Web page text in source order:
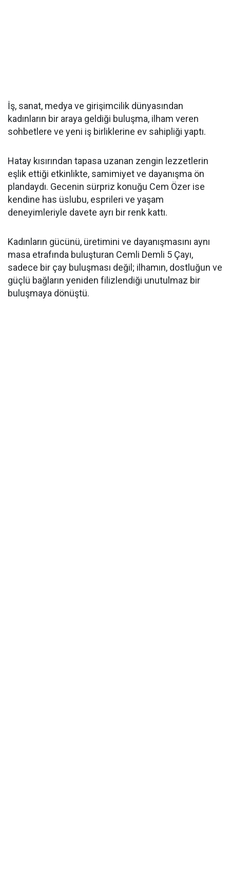
İş, sanat, medya ve girişimcilik dünyasından
kadınların bir araya geldiği buluşma, ilham veren
sohbetlere ve yeni iş birliklerine ev sahipliği yaptı.
Hatay kısırından tapasa uzanan zengin lezzetlerin
eşlik ettiği etkinlikte, samimiyet ve dayanışma ön
plandaydı. Gecenin sürpriz konuğu Cem Özer ise
kendine has üslubu, esprileri ve yaşam
deneyimleriyle davete ayrı bir renk kattı.
Kadınların gücünü, üretimini ve dayanışmasını aynı
masa etrafında buluşturan Cemli Demli 5 Çayı,
sadece bir çay buluşması değil; ilhamın, dostluğun ve
güçlü bağların yeniden filizlendiği unutulmaz bir
buluşmaya dönüştü.